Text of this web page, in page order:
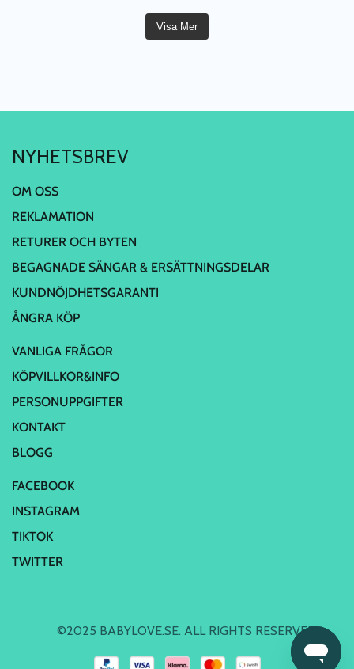
Visa Mer
NYHETSBREV
OM OSS
REKLAMATION
RETURER OCH BYTEN
BEGAGNADE SÄNGAR & ERSÄTTNINGSDELAR
KUNDNÖJDHETSGARANTI
ÅNGRA KÖP
VANLIGA FRÅGOR
KÖPVILLKOR&INFO
PERSONUPPGIFTER
KONTAKT
BLOGG
FACEBOOK
INSTAGRAM
TIKTOK
TWITTER
©2025 BABYLOVE.SE. ALL RIGHTS RESERVED